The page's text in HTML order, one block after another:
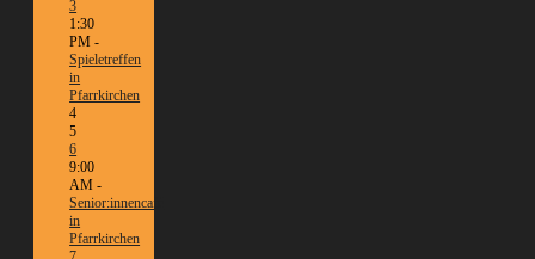
3
1:30
PM -
Spieletreffen
in
Pfarrkirchen
4
5
6
9:00
AM -
Senior:innencafé
in
Pfarrkirchen